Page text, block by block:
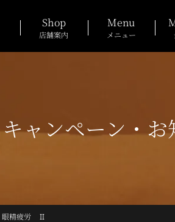
Shop
店舗案内
Menu
メニュー
キャンペーン・お
眼精疲労 Ⅱ